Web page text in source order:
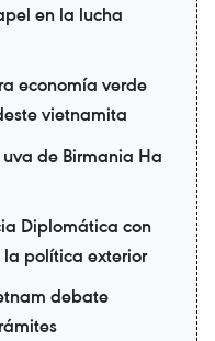
en la lucha
economía verde
vietnamita
de Birmania Ha
Diplomática con
política exterior
debate